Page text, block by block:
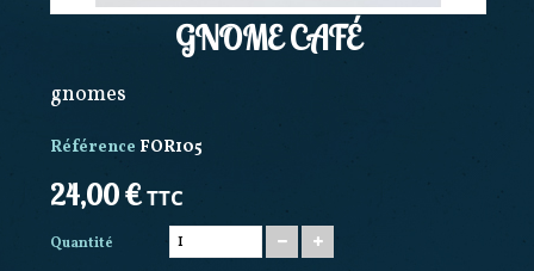
GNOME CAFÉ
gnomes
Référence FOR105
24,00 €TTC
Quantité